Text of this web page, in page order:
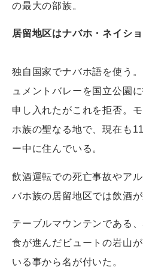
の最大の部族。
居留地区はナバホ・ネイシ
独自国家でナバホ語を使う
ュメントバレーを国立公園
申し入れたがこれを拒否。
ホ族の聖なる地で、現在も
ー中に住んでいる。
飲酒運転での死亡事故やア
バホ族の居留地区では飲酒が
テーブルマウンテンである
食が進んだビュートの岩山
いる事から名が付いた。